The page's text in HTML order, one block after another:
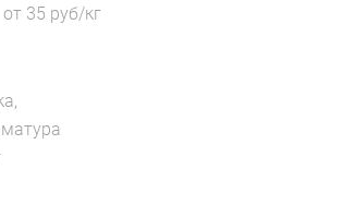
от 35 руб/кг